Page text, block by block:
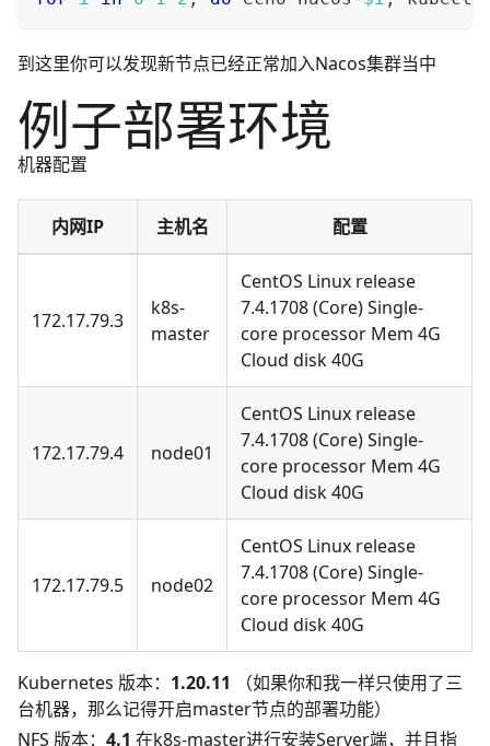
到这里你可以发现新节点已经正常加入Nacos集群当中
例子部署环境
机器配置
内网IP 主机名 配置
172.17.79.3
k8s-
master
CentOS Linux release
7.4.1708 (Core) Single-
core processor Mem 4G
Cloud disk 40G
172.17.79.4 node01
CentOS Linux release
7.4.1708 (Core) Single-
core processor Mem 4G
Cloud disk 40G
172.17.79.5 node02
CentOS Linux release
7.4.1708 (Core) Single-
core processor Mem 4G
Cloud disk 40G
Kubernetes 版本： 1.20.11 （如果你和我一样只使用了三
台机器，那么记得开启master节点的部署功能）
NFS 版本： 4.1 在k8s-master进行安装Server端，并且指